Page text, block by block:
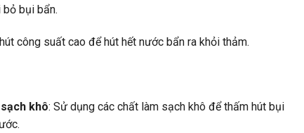
bụi bẩn.
công suất cao để hút hết nước bẩn ra khỏi thảm.
khô: Sử dụng các chất làm sạch khô để thấm hút bụi